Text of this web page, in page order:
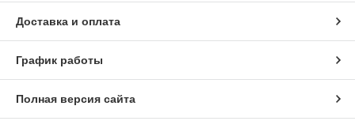
Доставка и оплата
График работы
Полная версия сайта